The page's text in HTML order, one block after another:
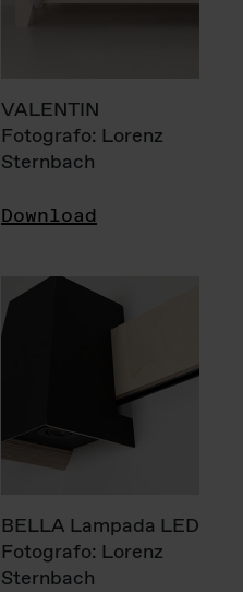
VALENTIN
Fotografo: Lorenz
Sternbach
Download
BELLA Lampada LED
Fotografo: Lorenz
Sternbach